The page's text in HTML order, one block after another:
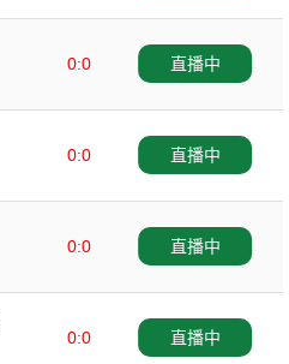
0:0
直播中
0:0
直播中
0:0
直播中
0:0
直播中